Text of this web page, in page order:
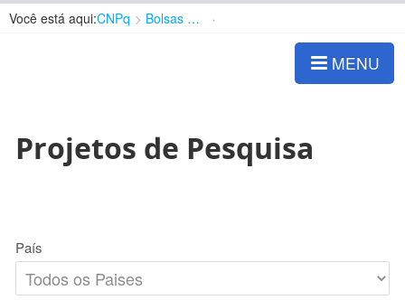
Você está aqui:CNPq Bolsas e Auxílios Vigentes
MENU
Projetos de Pesquisa
País